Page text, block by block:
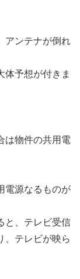
アンテナが倒れ
体予想が付きま
は物件の共用電
電源なるものが
と、テレビ受信
、テレビが映ら